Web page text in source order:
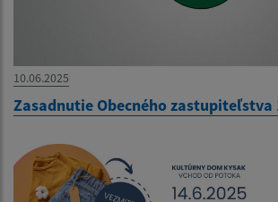
10.06.2025
Zasadnutie Obecného zastupiteľstva